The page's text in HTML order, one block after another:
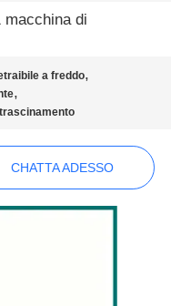
macchina di
a freddo,
,
CHATTA ADESSO